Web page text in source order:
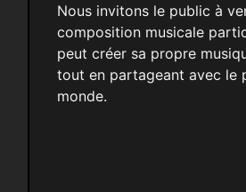
Nous invitons le public à
composition musicale
peut créer sa propre
tout en partageant avec le
monde.